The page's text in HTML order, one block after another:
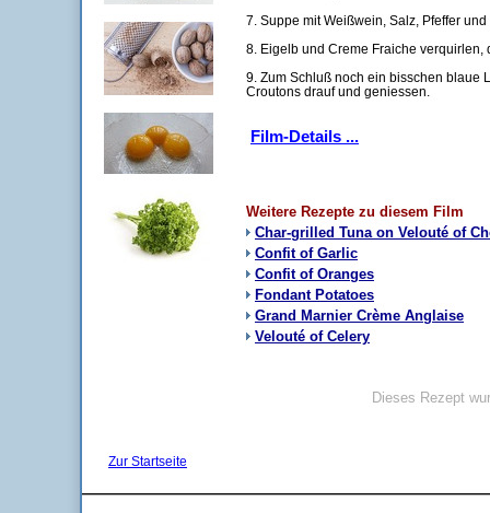
7. Suppe mit Weißwein, Salz, Pfeffer
8. Eigelb und Creme Fraiche verquirlen,
9. Zum Schluß noch ein bisschen blaue
Croutons drauf und geniessen.
Film-Details ...
Weitere Rezepte zu diesem Film
Char-grilled Tuna on Velouté of
Confit of Garlic
Confit of Oranges
Fondant Potatoes
Grand Marnier Crème Anglaise
Velouté of Celery
Dieses Rezept
Zur Startseite